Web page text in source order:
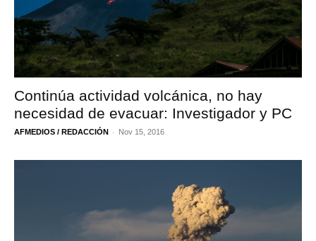
Continúa actividad volcánica, no hay
necesidad de evacuar: Investigador y PC
AFMEDIOS / REDACCIÓN - Nov 15, 2016